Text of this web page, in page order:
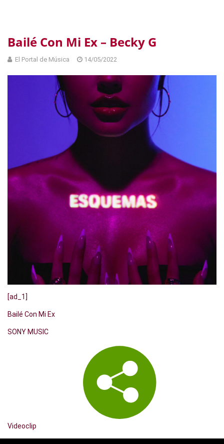
Bailé Con Mi Ex – Becky G
El Portal de Música 14/05/2022
[ad_1]
Bailé Con Mi Ex
SONY MUSIC
Videoclip